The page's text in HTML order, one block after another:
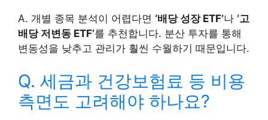
A. 개별 종목 분석이 어렵다면 ‘배당 성장 ETF’나 ‘고
배당 저변동 ETF’를 추천합니다. 분산 투자를 통해
변동성을 낮추고 관리가 훨씬 수월하기 때문입니다.
Q. 세금과 건강보험료 등 비용
측면도 고려해야 하나요?